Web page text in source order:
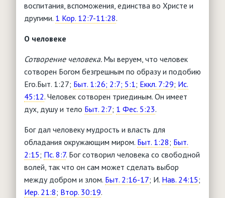
воспитания, вспоможения, единства во Христе и
другими. 1 Кор. 12:7-11:28.
О человеке
Сотворение человека. Мы веруем, что человек
сотворен Богом безгрешным по образу и подобию
Его.Быт. 1:27; Быт. 1:26; 2:7; 5:1; Еккл. 7:29; Ис.
45:12. Человек сотворен триединым. Он имеет
дух, душу и тело Быт. 2:7; 1 Фес. 5:23.
Бог дал человеку мудрость и власть для
обладания окружающим миром. Быт. 1:28; Быт.
2:15; Пс. 8:7. Бог сотворил человека со свободной
волей, так что он сам может сделать выбор
между добром и злом. Быт. 2:16-17; И. Нав. 24:15;
Иер. 21:8; Втор. 30:19.